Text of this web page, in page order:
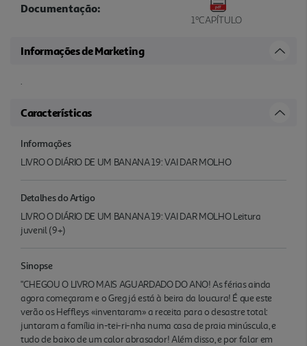
Documentação:
1ºCAPÍTULO
Informações de Marketing
.
Características
Informações
LIVRO O DIÁRIO DE UM BANANA 19: VAI DAR MOLHO
Detalhes do Artigo
LIVRO O DIÁRIO DE UM BANANA 19: VAI DAR MOLHO Leitura
juvenil (9+)
Sinopse
"CHEGOU O LIVRO MAIS AGUARDADO DO ANO! As férias ainda
agora começaram e o Greg já está à beira da loucura! É que este
verão os Heffleys «inventaram» a receita para o desastre total:
juntaram a família in-tei-ri-nha numa casa de praia minúscula, e
tudo de baixo de um calor abrasador! Além disso, e por falar em